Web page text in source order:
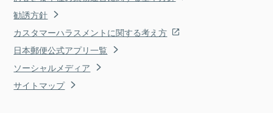
勧誘方針
カスタマーハラスメントに関する考え方
日本郵便公式アプリ一覧
ソーシャルメディア
サイトマップ